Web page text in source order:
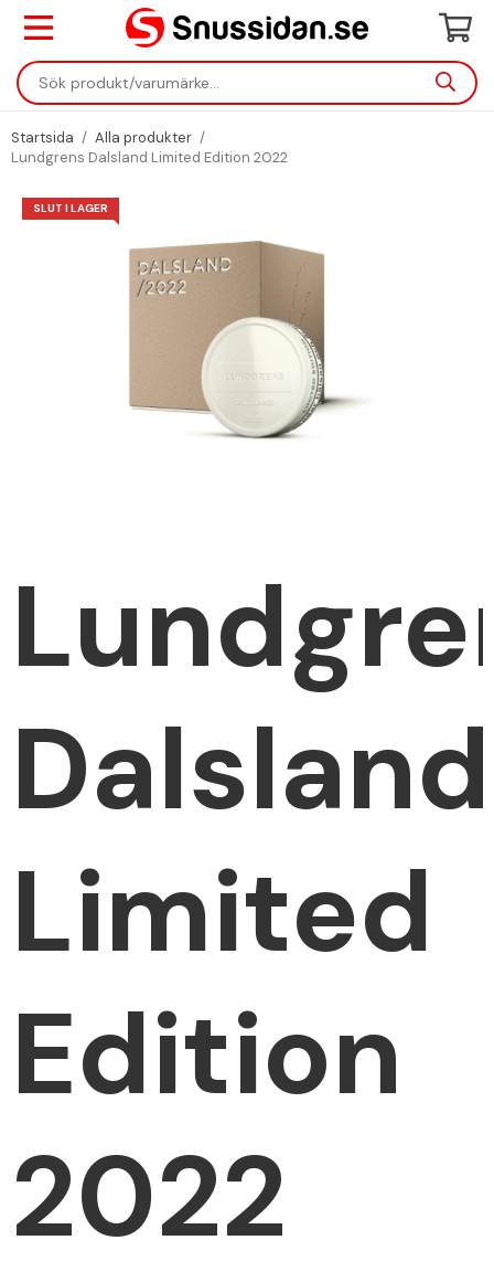
Startsida / Alla produkter /
Lundgrens Dalsland Limited Edition 2022
SLUT I LAGER
Dalsland
Limited
Edition
2022